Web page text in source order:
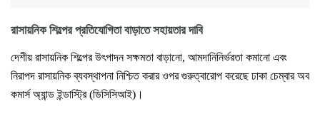
রাসায়নিক শিল্পের প্রতিযোগিতা বাড়াতে সহায়তার দাবি
দেশীয় রাসায়নিক শিল্পের উৎপাদন সক্ষমতা বাড়ানো, আমদানিনির্ভরতা কমানো এবং
নিরাপদ রাসায়নিক ব্যবস্থাপনা নিশ্চিত করার ওপর গুরুত্বারোপ করেছে ঢাকা চেম্বার অব
কমার্স অ্যান্ড ইন্ডাস্ট্রি (ডিসিসিআই)।